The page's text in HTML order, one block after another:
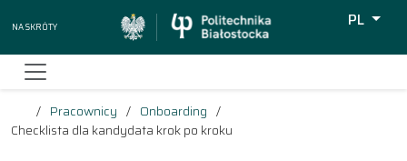
Na skróty
PL
Pracownicy
Onboarding
Checklista dla kandydata krok po kroku